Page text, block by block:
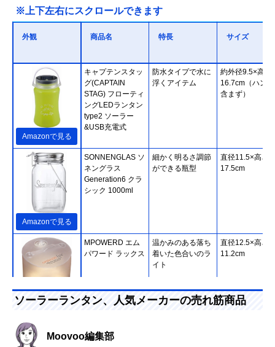
※上下左右にスクロールできます
外観 商品名 特長 サイズ
Amazonで見る
キャプテンスタッ
グ(CAPTAIN
STAG) フローティ
ングLEDランタン
type2 ソーラー
&USB充電式
防水タイプで水に
浮くアイテム
約外径9.5×高さ
16.7cm（ハン
含まず）
Amazonで見る
SONNENGLAS ソ
ネングラス
Generation6 クラ
シック 1000ml
細かく明るさ調節
ができる瓶型
直径11.5×高さ
17.5cm
Amazonで見る
‎MPOWERD エム
パワード ラックス
温かみのある落ち
着いた色合いのラ
イト
直径12.5×高さ
11.2cm
できるソーラーラ
ソーラーランタン、人気メーカーの売れ筋商品
Moovoo編集部